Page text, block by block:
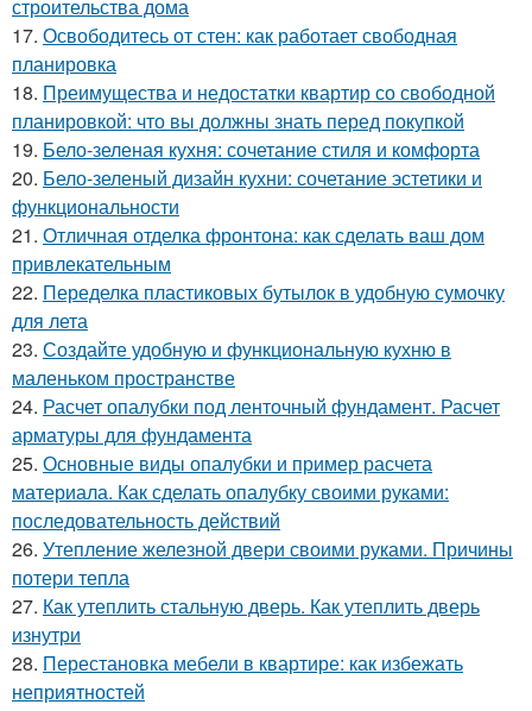
строительства дома
17. Освободитесь от стен: как работает свободная
планировка
18. Преимущества и недостатки квартир со свободной
планировкой: что вы должны знать перед покупкой
19. Бело-зеленая кухня: сочетание стиля и комфорта
20. Бело-зеленый дизайн кухни: сочетание эстетики и
функциональности
21. Отличная отделка фронтона: как сделать ваш дом
привлекательным
22. Переделка пластиковых бутылок в удобную сумочку
для лета
23. Создайте удобную и функциональную кухню в
маленьком пространстве
24. Расчет опалубки под ленточный фундамент. Расчет
арматуры для фундамента
25. Основные виды опалубки и пример расчета
материала. Как сделать опалубку своими руками:
последовательность действий
26. Утепление железной двери своими руками. Причины
потери тепла
27. Как утеплить стальную дверь. Как утеплить дверь
изнутри
28. Перестановка мебели в квартире: как избежать
неприятностей